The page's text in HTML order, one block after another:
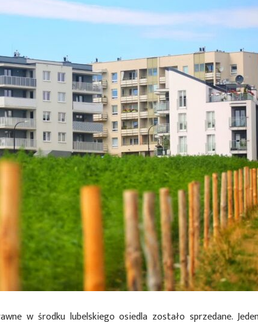
w środku lubelskiego osiedla zostało sprzedane.